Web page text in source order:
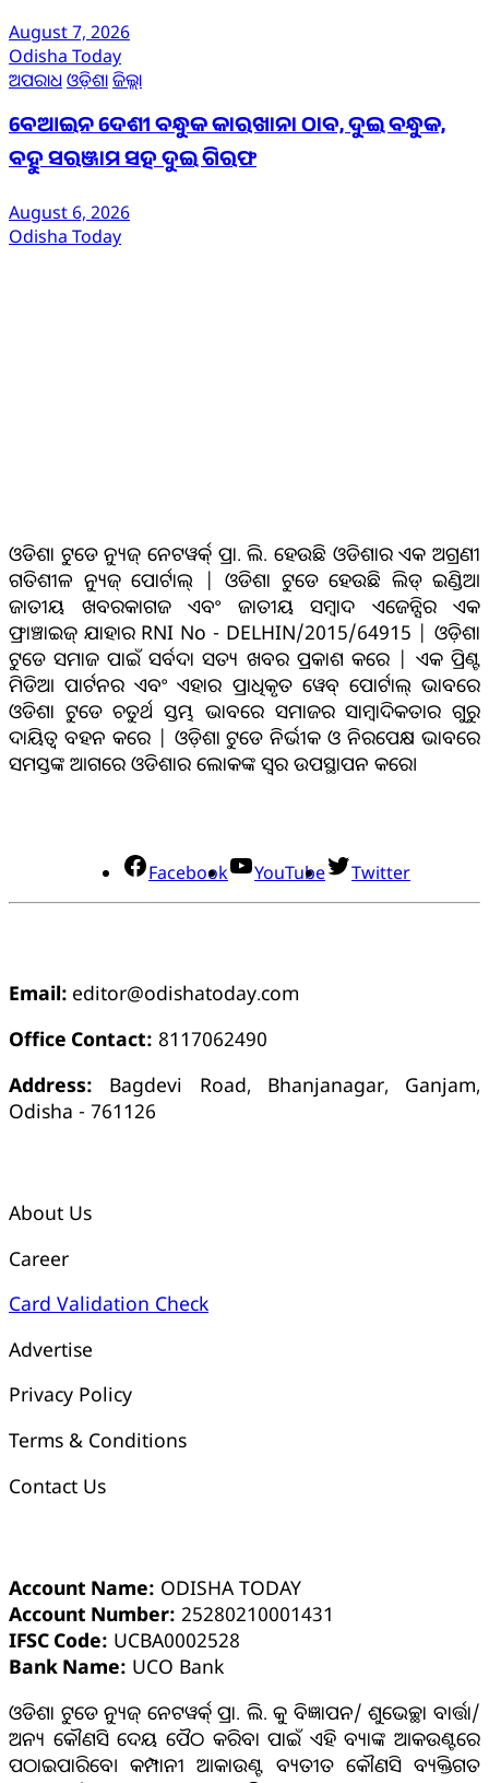
August 7, 2026
Odisha Today
ଅପରାଧ ଓଡ଼ିଶାଜିଲ୍ଲା
ବେଆଇନ ଦେଶୀ ବନ୍ଧୁକ କାରଖାନା ଠାବ, ଦୁଇ ବନ୍ଧୁକ,
ବହୁ ସରଞ୍ଜାମ ସହ ଦୁଇ ଗିରଫ
August 6, 2026
Odisha Today
ଓଡିଶା ଟୁଡେ ନ୍ୟୁଜ୍ ନେଟୱର୍କ୍ ପ୍ରା. ଲି. ହେଉଛି ଓଡିଶାର ଏକ ଅଗ୍ରଣୀ
ଗତିଶୀଳ ନ୍ୟୁଜ୍ ପୋର୍ଟାଲ୍ | ଓଡିଶା ଟୁଡେ ହେଉଛି ଲିଡ୍ ଇଣ୍ଡିଆ
ଜାତୀୟ ଖବରକାଗଜ ଏବଂ ଜାତୀୟ ସମ୍ବାଦ ଏଜେନ୍ସିର ଏକ
ଫ୍ରାଞ୍ଚାଇଜ୍ ଯାହାର RNI No - DELHIN/2015/64915 | ଓଡ଼ିଶା
ଟୁଡେ ସମାଜ ପାଇଁ ସର୍ବଦା ସତ୍ୟ ଖବର ପ୍ରକାଶ କରେ | ଏକ ପ୍ରିଣ୍ଟ
ମିଡିଆ ପାର୍ଟନର ଏବଂ ଏହାର ପ୍ରାଧିକୃତ ୱେବ୍ ପୋର୍ଟାଲ୍ ଭାବରେ
ଓଡିଶା ଟୁଡେ ଚତୁର୍ଥ ସ୍ତମ୍ଭ ଭାବରେ ସମାଜର ସାମ୍ବାଦିକତାର ଗୁରୁ
ଦାୟିତ୍ବ ବହନ କରେ | ଓଡ଼ିଶା ଟୁଡେ ନିର୍ଭୀକ ଓ ନିରପେକ୍ଷ ଭାବରେ
ସମସ୍ତଙ୍କ ଆଗରେ ଓଡିଶାର ଲୋକଙ୍କ ସ୍ୱର ଉପସ୍ଥାପନ କରେ।
Facebook YouTube Twitter
Email: editor@odishatoday.com
Office Contact: 8117062490
Address: Bagdevi Road, Bhanjanagar, Ganjam,
Odisha - 761126
About Us
Career
Card Validation Check
Advertise
Privacy Policy
Terms & Conditions
Contact Us
Account Name: ODISHA TODAY
Account Number: 25280210001431
IFSC Code: UCBA0002528
Bank Name: UCO Bank
ଓଡିଶା ଟୁଡେ ନ୍ୟୁଜ୍ ନେଟୱର୍କ୍ ପ୍ରା. ଲି. କୁ ବିଜ୍ଞାପନ/ ଶୁଭେଚ୍ଛା ବାର୍ତ୍ତା/
ଅନ୍ୟ କୌଣସି ଦେୟ ପୈଠ କରିବା ପାଇଁ ଏହି ବ୍ୟାଙ୍କ ଆକଉଣ୍ଟରେ
ପଠାଇପାରିବେ। କମ୍ପାନୀ ଆକାଉଣ୍ଟ ବ୍ୟତୀତ କୌଣସି ବ୍ୟକ୍ତିଗତ